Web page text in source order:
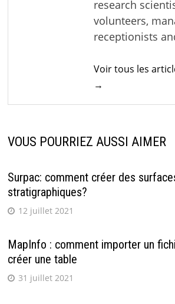
research
volunteers,
receptionists
Voir tous les
→
VOUS POURRIEZ AUSSI AIMER
Surpac: comment créer des
stratigraphiques?
12 juillet 2021
MapInfo : comment importer un
créer une table
31 juillet 2021